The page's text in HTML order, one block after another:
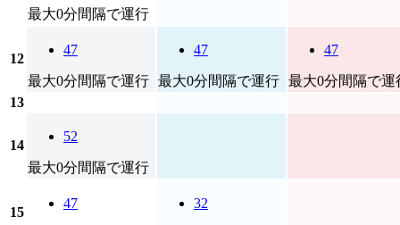
最大0分間隔で運行
12
47
最大0分間隔で運行
47
最大0分間隔で運行
47
最大0分間隔で運
13
14
52
最大0分間隔で運行
15
47 32